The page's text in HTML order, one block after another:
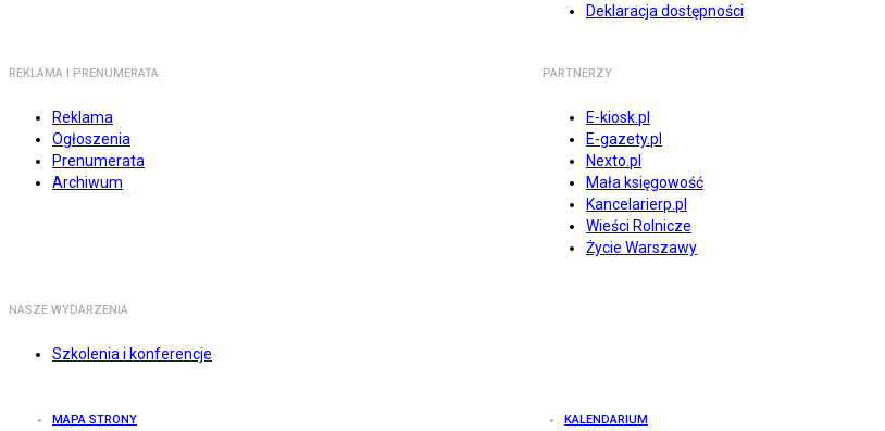
Deklaracja dostępności
REKLAMA I PRENUMERATA
Reklama
Ogłoszenia
Prenumerata
Archiwum
PARTNERZY
E-kiosk.pl
E-gazety.pl
Nexto.pl
Mała księgowość
Kancelarierp.pl
Wieści Rolnicze
Życie Warszawy
NASZE WYDARZENIA
Szkolenia i konferencje
MAPA STRONY KALENDARIUM